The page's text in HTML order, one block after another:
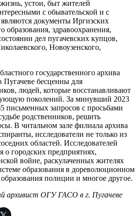
устои, быт жителей
с обывательской и с
документы Иргизских
образования, здравоохранения,
дел пугачевских купцов,
Новоузенского,
государственного архива
Пугачеве бесценны для
людей, которые восстанавливают
поколений. За минувший 2023
письменных запросов с просьбами
родственников, решить
В читальном зале филиала архива
исследователи не только из
областей. Исследователей
о городских предприятиях,
войне, раскулаченных жителях
образования в дореволюционном
полиции и многое другое.
ОГУ ГАСО в г. Пугачеве